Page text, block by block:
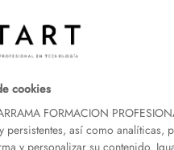
atrás la FP tradicional
de calidad, con una
avanzada tecnología y
formativos muy prácticos y
el alumno sale al
cookies
FORMACION
persistentes, así como analíticas,
y personalizar su contenido.